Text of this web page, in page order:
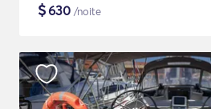
$630 /noite